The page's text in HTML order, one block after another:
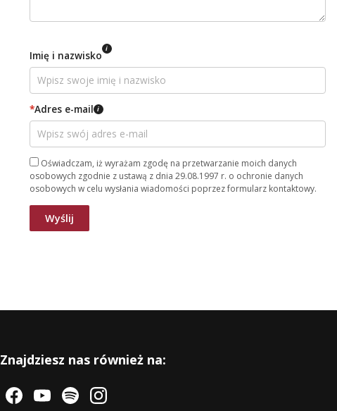
Imię i nazwisko i
*Adres e-mail i
Oświadczam, iż wyrażam zgodę na przetwarzanie moich danych
osobowych zgodnie z ustawą z dnia 29.08.1997 r. o ochronie danych
osobowych w celu wysłania wiadomości poprzez formularz kontaktowy.
Znajdziesz nas również na: